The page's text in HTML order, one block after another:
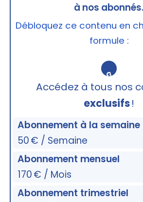
à nos abonnés.
Débloquez ce contenu en
formule :
🔒
Accédez à tous nos
exclusifs!
Abonnement à la semaine
50 € / Semaine
Abonnement mensuel
170 € / Mois
Abonnement trimestriel